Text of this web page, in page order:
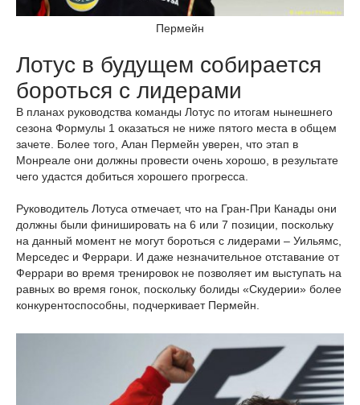
Пермейн
Лотус в будущем собирается
бороться с лидерами
В планах руководства команды Лотус по итогам нынешнего
сезона Формулы 1 оказаться не ниже пятого места в общем
зачете. Более того, Алан Пермейн уверен, что этап в
Монреале они должны провести очень хорошо, в результате
чего удастся добиться хорошего прогресса.
Руководитель Лотуса отмечает, что на Гран-При Канады они
должны были финишировать на 6 или 7 позиции, поскольку
на данный момент не могут бороться с лидерами – Уильямс,
Мерседес и Феррари. И даже незначительное отставание от
Феррари во время тренировок не позволяет им выступать на
равных во время гонок, поскольку болиды «Скудерии» более
конкурентоспособны, подчеркивает Пермейн.